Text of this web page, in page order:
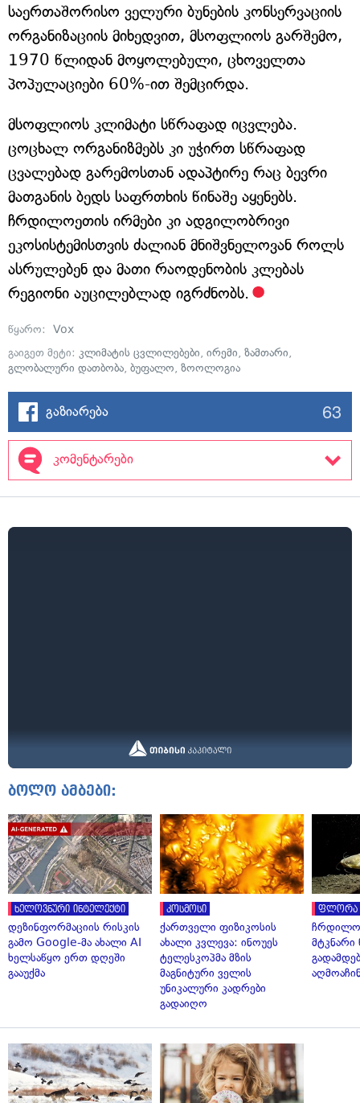
საერთაშორისო ველური ბუნების კონსერვაციის
ორგანიზაციის მიხედვით, მსოფლიოს გარშემო,
1970 წლიდან მოყოლებული, ცხოველთა
პოპულაციები 60%-ით შემცირდა.
მსოფლიოს კლიმატი სწრაფად იცვლება.
ცოცხალ ორგანიზმებს კი უჭირთ სწრაფად
ცვალებად გარემოსთან ადაპტირე რაც ბევრი
მათგანის ბედს საფრთხის წინაშე აყენებს.
ჩრდილოეთის ირმები კი ადგილობრივი
ეკოსისტემისთვის ძალიან მნიშვნელოვან როლს
ასრულებენ და მათი რაოდენობის კლებას
რეგიონი აუცილებლად იგრძნობს.
წყარო: Vox
გაიგეთ მეტი: კლიმატის ცვლილებები, ირემი, ზამთარი,
გლობალური დათბობა, ბუფალო, ზოოლოგია
გაზიარება 63
კომენტარები
ბოლო ამბები:
ხელოვნური ინტელექტი
დეზინფორმაციის რისკის
გამო Google-მა ახალი AI
ხელსაწყო ერთ დღეში
გააუქმა
კოსმოსი
ქართველი ფიზიკოსის
ახალი კვლევა: ინოუეს
ტელესკოპმა მზის
მაგნიტური ველის
უნიკალური კადრები
გადაიღო
ფლორა
მტკნარი